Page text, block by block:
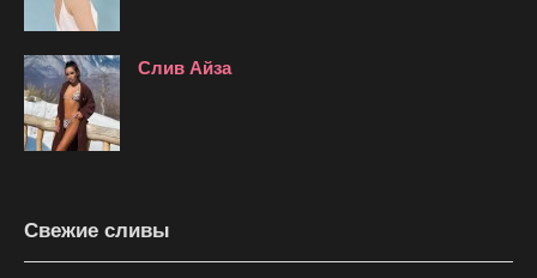
Слив Айза
Свежие сливы